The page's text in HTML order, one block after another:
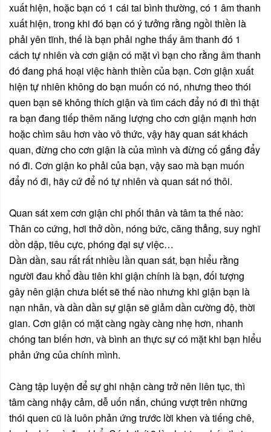
xuất hiện, hoặc bạn có 1 cái tai bình thường, có 1 âm thanh
xuất hiện, trong khi đó bạn có ý tưởng rằng ngồi thiền là
phải yên tĩnh, thế là bạn phải nghe thấy âm thanh đó 1
cách tự nhiên và cơn giận có mặt vì bạn cho rằng âm thanh
đó đang phá hoại việc hành thiền của bạn. Cơn giận xuất
hiện tự nhiên không do bạn muốn có nó, nhưng theo thói
quen bạn sẽ không thích giận và tìm cách đẩy nó đi thì thật
ra bạn đang tiếp thêm năng lượng cho cơn giận mạnh hơn
hoặc chìm sâu hơn vào vô thức, vậy hãy quan sát khách
quan, đừng cho cơn giận là của mình và đừng cố gắng đẩy
nó đi. Cơn giận ko phải của bạn, vậy sao mà bạn muốn
đẩy nó đi, hãy cứ để nó tự nhiên và quan sát nó thôi.
Quan sát xem cơn giận chi phối thân và tâm ta thế nào:
Thân co cứng, hơi thở dồn, nóng bức, căng thẳng, suy nghĩ
dồn dập, tiêu cực, phóng đại sự việc…
Dần dần, sau rất rất nhiều lần quan sát, bạn hiểu rằng
người đau khổ đầu tiên khi giận chính là bạn, đối tượng
gây nên giận chưa biết sẽ thế nào nhưng khi giận bạn là
nạn nhân, và dần dần sự giận sẽ giảm dần cường độ, thời
gian. Cơn giận có mặt càng ngày càng nhẹ hơn, nhanh
chóng tan biến hơn, và bình an thực sự có mặt khi bạn hiểu
phản ứng của chính mình.
Càng tập luyện để sự ghi nhận càng trở nên liên tục, thì
tâm càng nhậy cảm, dễ uốn nắn, chúng vượt trên những
thói quen cũ là luôn phản ứng trước lời khen và tiếng chê,